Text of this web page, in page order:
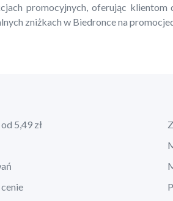
promocyjnych, oferując
zniżkach w Biedronce na
5,49 zł